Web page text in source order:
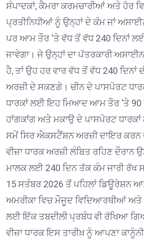
ਸੰਪਾਦਕਾਂ, ਕੈਮਰਾ ਕਰਮਚਾਰੀਆਂ ਅਤੇ ਹੋਰ
ਪ੍ਰਤੀਨਿਧੀਆਂ ਨੂੰ ਉਨ੍ਹਾਂ ਦੇ ਕੰਮ ਜਾਂ
ਪਰ ਆਮ ਤੌਰ ‘ਤੇ ਵੱਧ ਤੋਂ ਵੱਧ 240 ਦਿਨਾਂ ਲਈ
ਜਾਵੇਗਾ। ਜੇ ਉਨ੍ਹਾਂ ਦਾ ਪੱਤਰਕਾਰੀ
ਹੈ, ਤਾਂ ਉਹ ਹਰ ਵਾਰ ਵੱਧ ਤੋਂ ਵੱਧ 240
ਅਰਜ਼ੀ ਦੇ ਸਕਣਗੇ। ਚੀਨ ਦੇ ਪਾਸਪੋਰਟ
ਧਾਰਕਾਂ ਲਈ ਇਹ ਮਿਆਦ ਆਮ ਤੌਰ ‘ਤੇ 90
ਹਾਂਗਕਾਂਗ ਅਤੇ ਮਕਾਉ ਦੇ ਪਾਸਪੋਰਟ
ਸਮੇਂ ਸਿਰ ਐਕਸਟੈਂਸ਼ਨ ਅਰਜ਼ੀ ਦਾਇਰ
ਵੀਜ਼ਾ ਧਾਰਕ ਅਰਜ਼ੀ ਲੰਬਿਤ ਰਹਿਣ ਦੌਰਾਨ
ਮਾਲਕ ਲਈ 240 ਦਿਨ ਤੱਕ ਕੰਮ ਜਾਰੀ ਰੱਖ
15 ਸਤੰਬਰ 2026 ਤੋਂ ਪਹਿਲਾਂ ਡਿਊਰੇਸ਼ਨ
ਅਮਰੀਕਾ ਵਿਚ ਮੌਜੂਦ ਵਿਦਿਆਰਥੀਆਂ
ਲਈ ਇੱਕ ਤਬਦੀਲੀ ਪ੍ਰਬੰਧ ਵੀ ਰੱਖਿਆ
ਵੀਜ਼ਾ ਧਾਰਕ ਇਸ ਤਾਰੀਖ਼ ਨੂੰ ਆਪਣਾ